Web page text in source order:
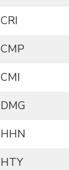
CRI
CMP
CMI
DMG
HHN
HTY